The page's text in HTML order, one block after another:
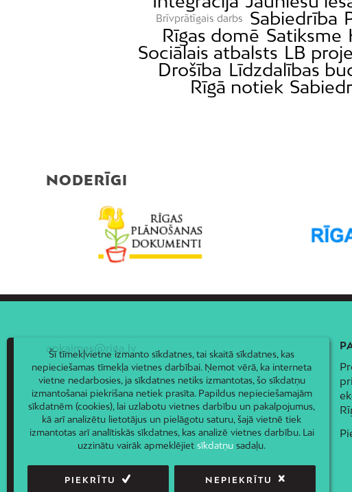
Brīvprātīgais darbs Sabiedrība
Rīgas domē Satiksme
Sociālais atbalsts LB
Drošība Līdzdalības
Rīgā notiek
NODERĪGI
apkaimes@riga.lv
Šī tīmekļvietne izmanto sīkdatnes, tai skaitā sīkdatnes, kas
nepieciešamas tīmekļa vietnes darbībai. Ņemot vērā, ka interneta
vietne nedarbosies, ja sīkdatnes netiks izmantotas, šo sīkdatņu
izmantošanai piekrišana netiek prasīta. Papildus nepieciešamajām
sīkdatnēm (cookies), lai uzlabotu vietnes darbību un pakalpojumus,
kā arī analizētu lietotājus un pielāgotu saturu, šajā vietnē tiek
izmantotas arī analītiskās sīkdatnes, kas analizē vietnes darbību. Lai
uzzinātu vairāk apmeklējietsīkdatņu sadaļu.
PIEKRĪTU NEPIEKRĪTU